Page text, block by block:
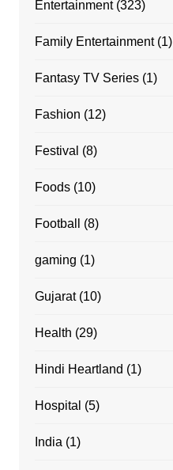
Entertainment(323)
Family Entertainment(1)
Fantasy TV Series(1)
Fashion (12)
Festival (8)
Foods(10)
Football (8)
gaming (1)
Gujarat(10)
Health (29)
Hindi Heartland (1)
Hospital (5)
India (1)